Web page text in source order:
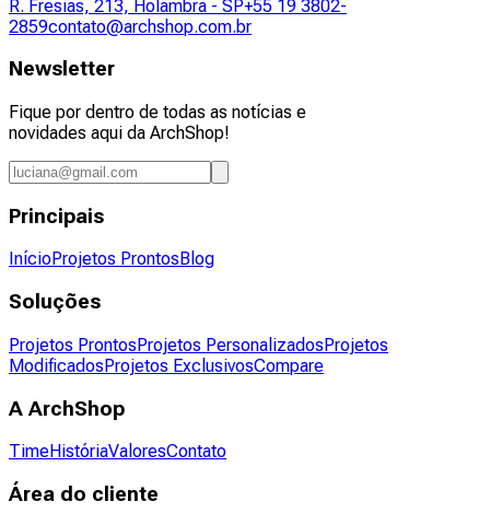
R. Fresias, 213, Holambra - SP+55 19 3802-
2859contato@archshop.com.br
Newsletter
Fique por dentro de todas as notícias e
novidades aqui da ArchShop!
Principais
InícioProjetos Prontos Blog
Soluções
Projetos ProntosProjetos PersonalizadosProjetos
ModificadosProjetos ExclusivosCompare
A ArchShop
TimeHistóriaValoresContato
Área do cliente